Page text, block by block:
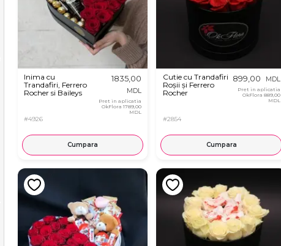
Inima cu
Trandafiri, Ferrero
Rocher si Baileys
#4926
1835,00
MDL
Pret in aplicatia
OkFlora 1789,00
MDL
Cumpara
Cutie cu Trandafiri
Roșii și Ferrero
Rocher
#2854
899,00 MDL
Pret in aplicatia
OkFlora 889,00
MDL
Cumpara